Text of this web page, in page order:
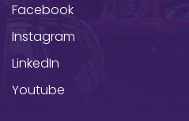
Facebook
Instagram
LinkedIn
Youtube